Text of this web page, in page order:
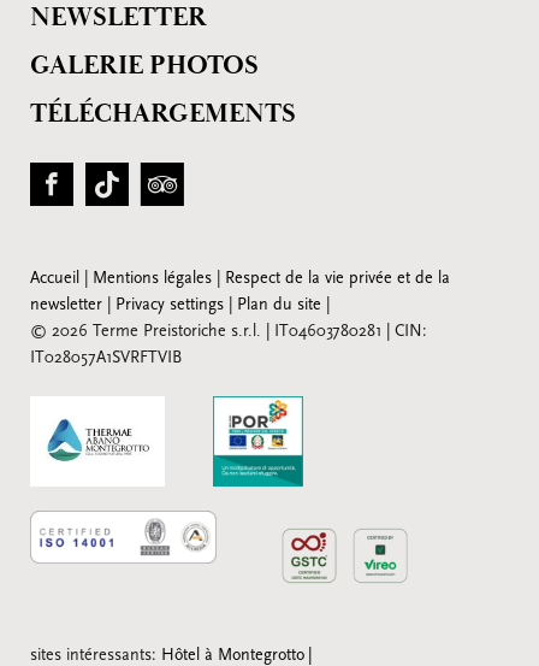
NEWSLETTER
GALERIE PHOTOS
TÉLÉCHARGEMENTS
Accueil Mentions légales
Respect de la vie privée et de la
newsletter
Privacy settings Plan du site
© 2026 Terme Preistoriche s.r.l.
IT04603780281
CIN:
IT028057A1SVRFTVIB
sites intéressants: Hôtel à Montegrotto